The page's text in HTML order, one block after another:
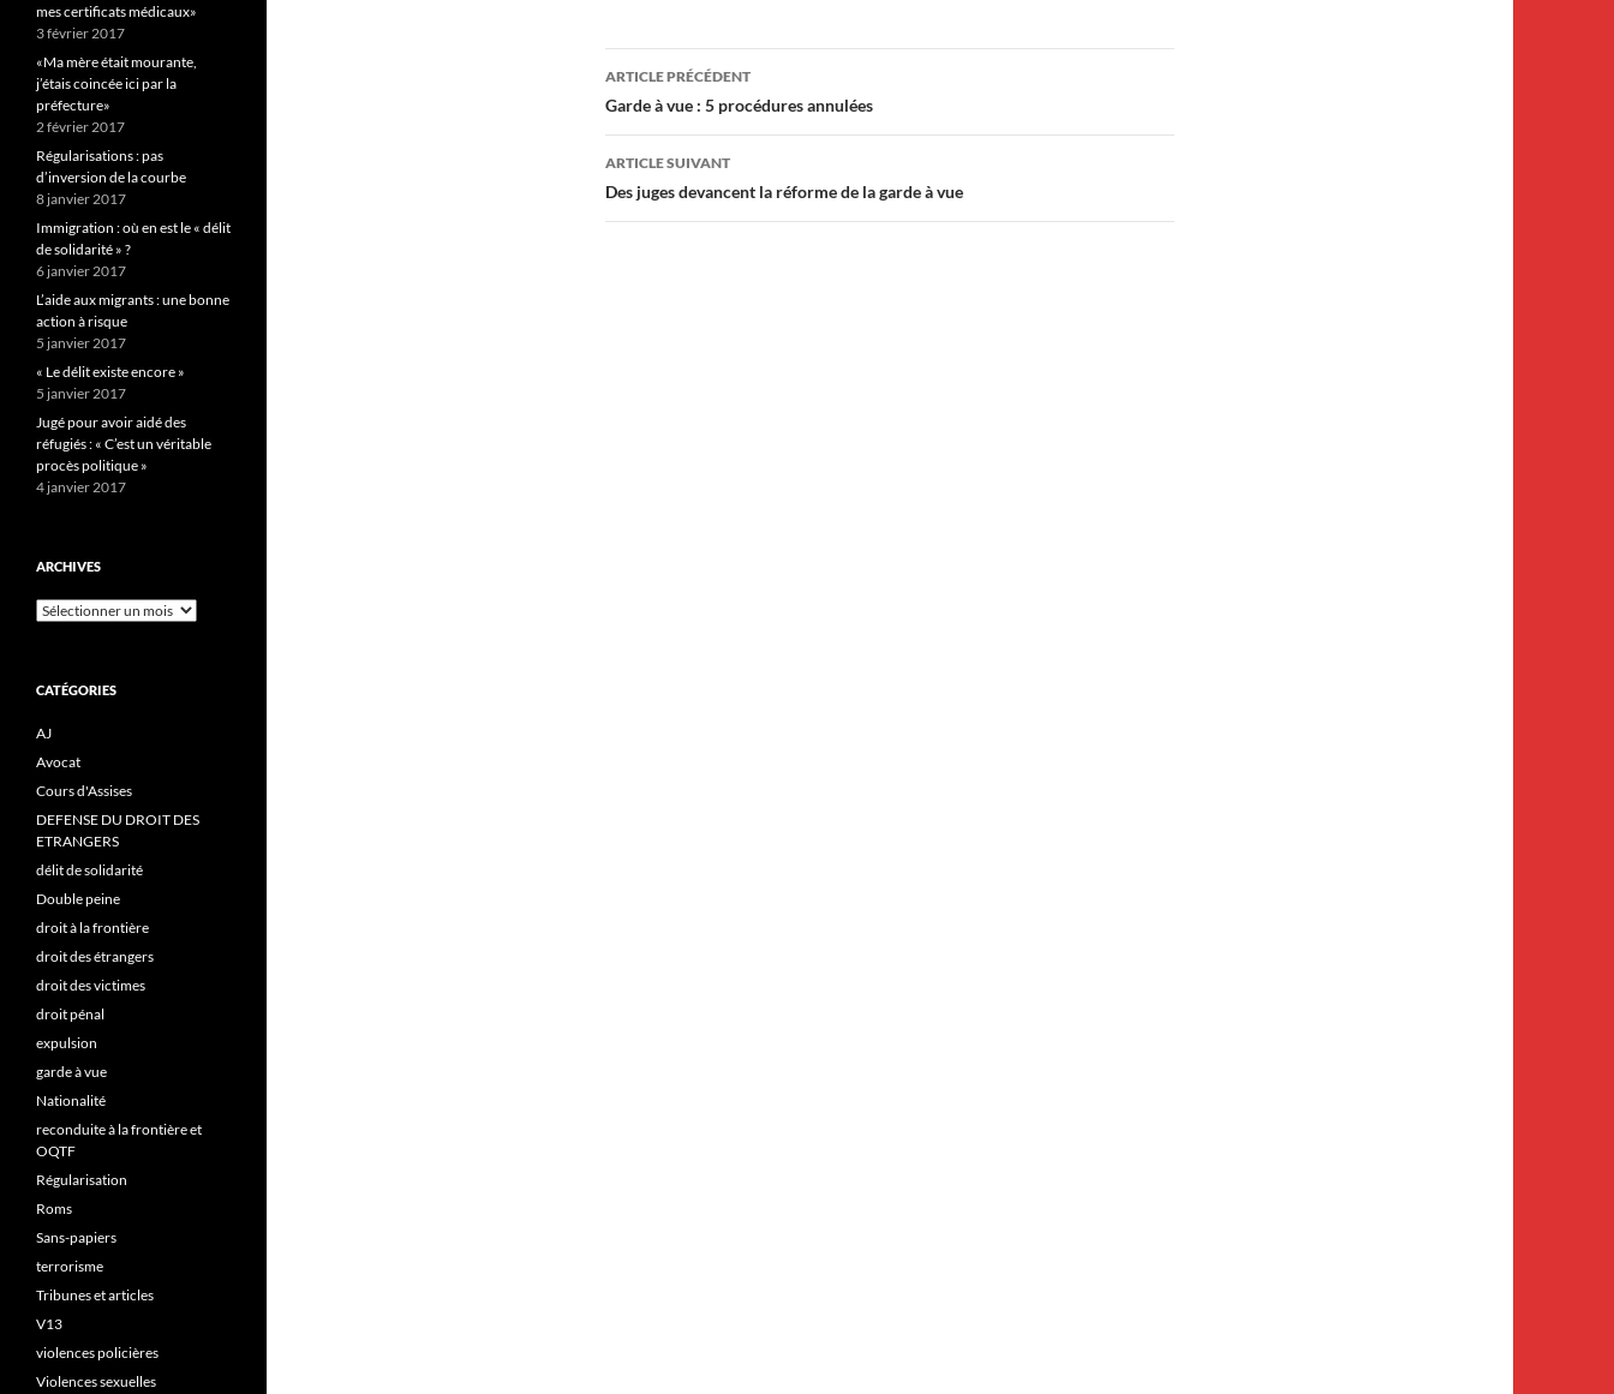
Navigation
des
articles
ARTICLE PRÉCÉDENT
Garde à vue : 5 procédures annulées
ARTICLE SUIVANT
Des juges devancent la réforme de la garde à vue
mes certificats médicaux»
3 février 2017
«Ma mère était mourante,
j’étais coincée ici par la
préfecture»
2 février 2017
Régularisations : pas
d’inversion de la courbe
8 janvier 2017
Immigration : où en est le « délit
de solidarité » ?
6 janvier 2017
L’aide aux migrants : une bonne
action à risque
5 janvier 2017
« Le délit existe encore »
5 janvier 2017
Jugé pour avoir aidé des
réfugiés : « C’est un véritable
procès politique »
4 janvier 2017
ARCHIVES
Archives
CATÉGORIES
AJ
Avocat
Cours d'Assises
DEFENSE DU DROIT DES
ETRANGERS
délit de solidarité
Double peine
droit à la frontière
droit des étrangers
droit des victimes
droit pénal
expulsion
garde à vue
Nationalité
reconduite à la frontière et
OQTF
Régularisation
Roms
Sans-papiers
terrorisme
Tribunes et articles
V13
violences policières
Violences sexuelles